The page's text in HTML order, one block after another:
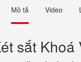
Mô tả Video
sắt